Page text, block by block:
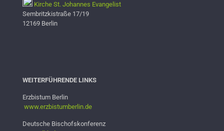
Kirche St. Johannes Evangelist
Sembritzkistraße 17/19
12169 Berlin
WEITERFÜHRENDE LINKS
Erzbistum Berlin
www.erzbistumberlin.de
Deutsche Bischofskonferenz